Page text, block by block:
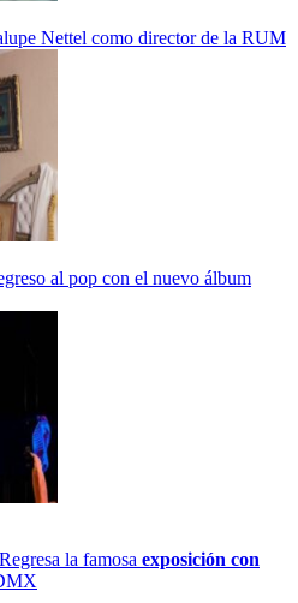
Nettel como director de la RUM
al pop con el nuevo álbum
la famosa exposición con